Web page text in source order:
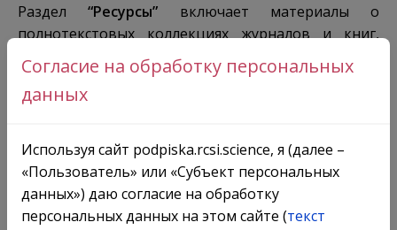
Раздел“Ресурсы” включает материалы о
полнотекстовых коллекциях журналов и книг,
диссертаций, материалов конференций и др.;
библиографических, реферативно-аналитических,
предметно-ориентированных и фактографических
Подраздел“Ресурсы подписки”. Информация об
электронных ресурсах, доступных организациям в
рамках централизованной (национальной)
подписки размещается в профиле организаций в
Согласие на обработку персональных
данных
Используя сайт podpiska.rcsi.science, я (далее –
«Пользователь» или «Субъект персональных
данных») даю согласие на обработку
персональных данных на этом сайте (текст